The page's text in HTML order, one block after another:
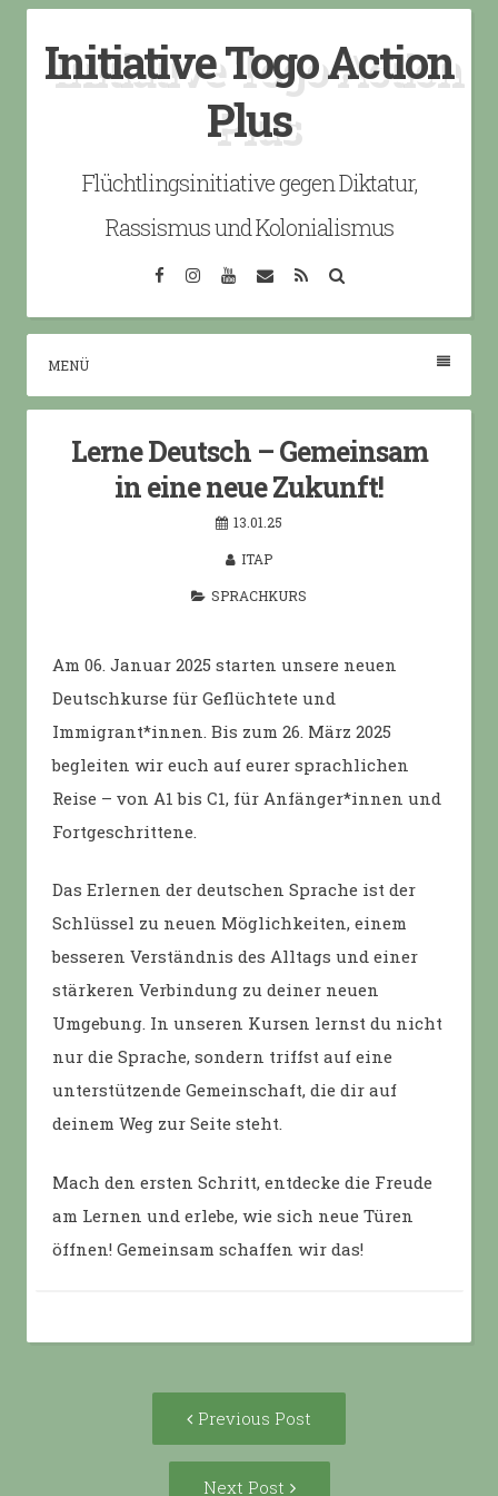
content
Initiative Togo Action
Plus
Flüchtlingsinitiative gegen Diktatur,
Rassismus und Kolonialismus
FacebookInstagramYouTube
EmailRSS
MENÜ
Lerne Deutsch – Gemeinsam
in eine neue Zukunft!
13.01.25
ITAP
SPRACHKURS
Am 06. Januar 2025 starten unsere neuen
Deutschkurse für Geflüchtete und
Immigrant*innen. Bis zum 26. März 2025
begleiten wir euch auf eurer sprachlichen
Reise – von A1 bis C1, für Anfänger*innen und
Fortgeschrittene.
Das Erlernen der deutschen Sprache ist der
Schlüssel zu neuen Möglichkeiten, einem
besseren Verständnis des Alltags und einer
stärkeren Verbindung zu deiner neuen
Umgebung. In unseren Kursen lernst du nicht
nur die Sprache, sondern triffst auf eine
unterstützende Gemeinschaft, die dir auf
deinem Weg zur Seite steht.
Mach den ersten Schritt, entdecke die Freude
am Lernen und erlebe, wie sich neue Türen
öffnen! Gemeinsam schaffen wir das!
Previous Post
post:
Next Post